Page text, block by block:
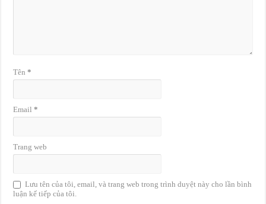
Tên*
Email*
Trang web
Lưu tên của tôi, email, và trang web trong trình duyệt này cho lần bình
luận kế tiếp của tôi.